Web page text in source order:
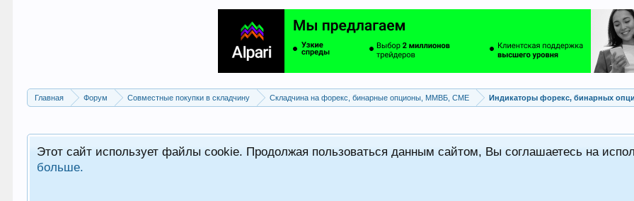
Главная Форум Совместные покупки в складчину Складчина на форекс, бинарные опционы, ММВБ, CME Индикаторы форекс, бинарных
Этот сайт использует файлы cookie. Продолжая пользоваться данным сайтом, Вы соглашаетесь на
больше.